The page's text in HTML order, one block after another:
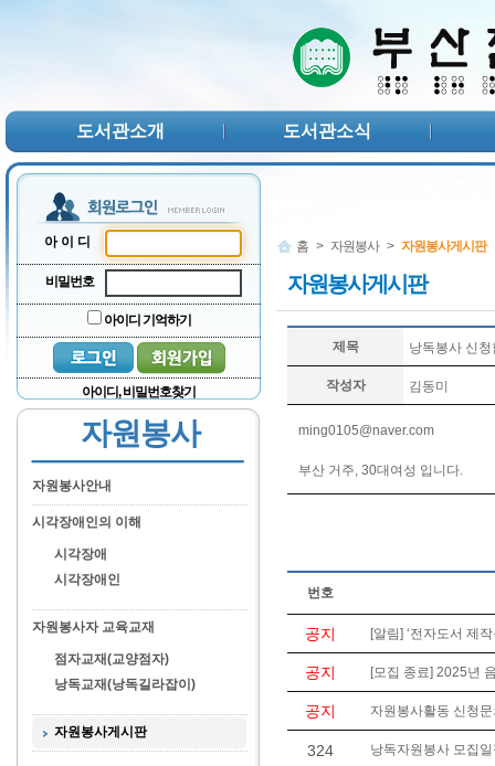
도서관소개 도서관소식
아이디
비밀번호
아이디 기억하기
아이디, 비밀번호찾기
자원봉사
자원봉사안내
시각장애인의 이해
시각장애
시각장애인
자원봉사자 교육교재
점자교재(교양점자)
낭독교재(낭독길라잡이)
자원봉사게시판
홈 > 자원봉사 > 자원봉사게시판
자원봉사게시판
제목 낭독봉사 신
작성자 김동미
ming0105@naver.com
부산 거주, 30대여성 입니다.
번호
공지 [알림] ‘전자도서 제
공지 [모집 종료] 2025년
공지 자원봉사활동 신청
324 낭독자원봉사 모집